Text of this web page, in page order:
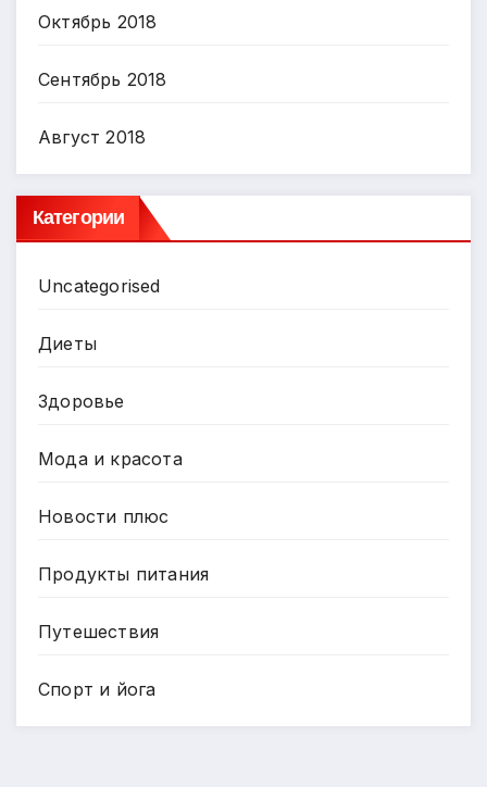
Октябрь 2018
Сентябрь 2018
Август 2018
Категории
Uncategorised
Диеты
Здоровье
Мода и красота
Новости плюс
Продукты питания
Путешествия
Спорт и йога